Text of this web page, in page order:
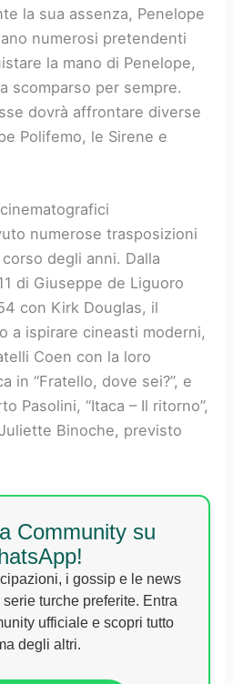
la sua assenza, Penelope
numerosi pretendenti
la mano di Penelope,
scomparso per sempre.
dovrà affrontare diverse
Polifemo, le Sirene e
numerose trasposizioni
degli anni. Dalla
di Giuseppe de Liguoro
con Kirk Douglas, il
a ispirare cineasti moderni,
Coen con la loro
in “Fratello, dove sei?”, e
Pasolini, “Itaca – Il ritorno”,
Binoche, previsto
Community su
i gossip e le news
turche preferite. Entra
ufficiale e scopri tutto
degli altri.